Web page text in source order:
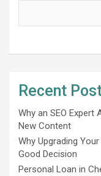
Recent
Why an SEO Expert
New Content
Why Upgrading
Good Decision
Personal Loan in